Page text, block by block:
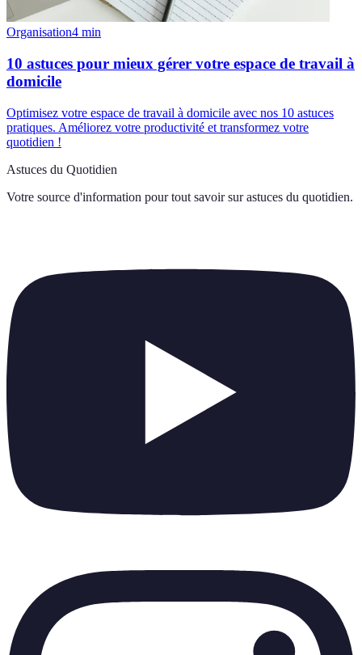
Organisation4 min
10 astuces pour mieux gérer votre espace de travail à
domicile
Optimisez votre espace de travail à domicile avec nos 10 astuces
pratiques. Améliorez votre productivité et transformez votre
quotidien !
Astuces du Quotidien
Votre source d'information pour tout savoir sur astuces du quotidien.